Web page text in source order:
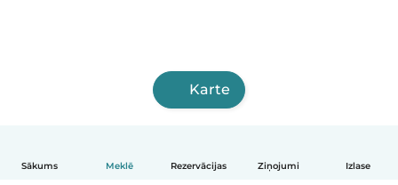
Sākums Meklē Rezervācijas Ziņojumi Izlase
Karte